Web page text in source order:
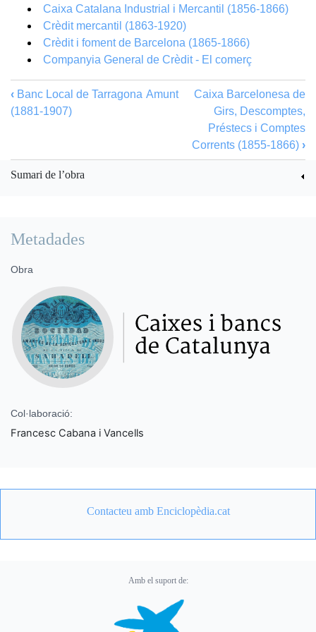
Caixa Catalana Industrial i Mercantil (1856-1866)
Crèdit mercantil (1863-1920)
Crèdit i foment de Barcelona (1865-1866)
Companyia General de Crèdit - El comerç
‹ Banc Local de Tarragona
(1881-1907)
Amunt
Caixa Barcelonesa de
Girs, Descomptes,
Préstecs i Comptes
Corrents (1855-1866) ›
Sumari de l’obra
Metadades
Obra
Col·laboració:
Francesc Cabana i Vancells
Contacteu amb Enciclopèdia.cat
Amb el suport de: